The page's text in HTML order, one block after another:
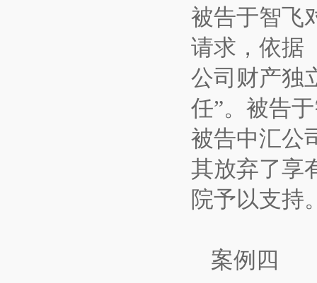
被告于智飞
请求，依据
公司财产独
任”。被告
被告中汇公
其放弃了享
院予以支持
案例四